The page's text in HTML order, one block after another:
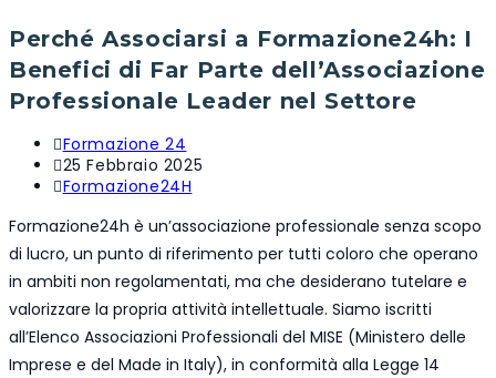
Perché Associarsi a Formazione24h: I
Benefici di Far Parte dell’Associazione
Professionale Leader nel Settore
Formazione 24
25 Febbraio 2025
Formazione24H
Formazione24h è un’associazione professionale senza scopo
di lucro, un punto di riferimento per tutti coloro che operano
in ambiti non regolamentati, ma che desiderano tutelare e
valorizzare la propria attività intellettuale. Siamo iscritti
all’Elenco Associazioni Professionali del MISE (Ministero delle
Imprese e del Made in Italy), in conformità alla Legge 14